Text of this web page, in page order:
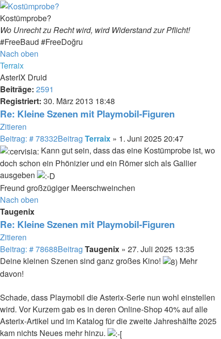
Kostümprobe?
Wo Unrecht zu Recht wird, wird Widerstand zur Pflicht!
#FreeBaud #FreeDoğru
Nach oben
Terraix
AsterIX Druid
Beiträge: 2591
Registriert: 30. März 2013 18:48
Re: Kleine Szenen mit Playmobil-Figuren
Zitieren
Beitrag: # 78332Beitrag Terraix » 1. Juni 2025 20:47
Kann gut sein, dass das eine Kostümprobe ist, wo
doch schon ein Phönizier und ein Römer sich als Gallier
ausgeben
Freund großzügiger Meerschweinchen
Nach oben
Taugenix
Re: Kleine Szenen mit Playmobil-Figuren
Zitieren
Beitrag: # 78688Beitrag Taugenix » 27. Juli 2025 13:35
Deine kleinen Szenen sind ganz großes Kino!
Mehr
davon!
Schade, dass Playmobil die Asterix-Serie nun wohl einstellen
wird. Vor Kurzem gab es in deren Online-Shop 40% auf alle
Asterix-Artikel und im Katalog für die zweite Jahreshälfte 2025
kam nichts Neues mehr hinzu.